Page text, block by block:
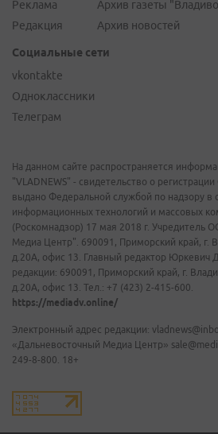
Реклама
Редакция
Архив газеты
Архив новостей
Социальные сети
vkontakte
Одноклассники
Телеграм
На данном сайте распространяется
"VLADNEWS" - свидетельство о
выдано Федеральной службой по надзору в
информационных технологий и массовых
(Роскомнадзор) 17 мая 2018 г. Учредитель
Медиа Центр". 690091, Приморский край, г.
д.20А, офис 13. Главный редактор Юркевич
редакции: 690091, Приморский край, г.
д.20А, офис 13. Тел.: +7 (423) 2-415-600.
https://mediadv.online/
Электронный адрес редакции:
«Дальневосточный Медиа Центр»
249-8-800. 18+